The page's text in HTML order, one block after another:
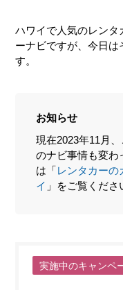
ハワイで人気のレンタ
ーナビですが、今日は
す。
お知らせ
現在2023年11月
のナビ事情も変わ
は「レンタカーの
イ 」をご覧くださ
実施中のキャンペ